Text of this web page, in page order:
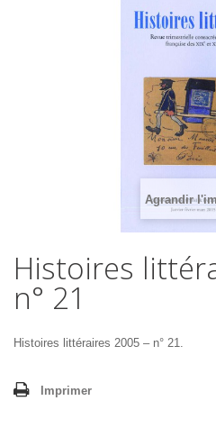
Agrandir
Histoires
n° 21
Histoires littéraires 2005 – n° 21.
Imprimer